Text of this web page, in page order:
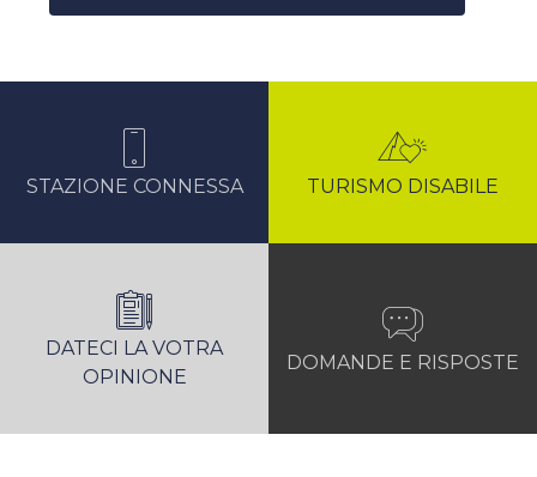
STAZIONE CONNESSA TURISMO DISABILE
DATECI LA VOTRA
OPINIONE
DOMANDE E RISPOSTE